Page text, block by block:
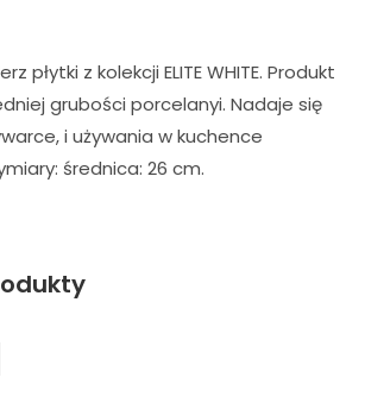
płytki z kolekcji ELITE WHITE. Produkt
grubości porcelanyi. Nadaje się
i używania w kuchence
średnica: 26 cm.